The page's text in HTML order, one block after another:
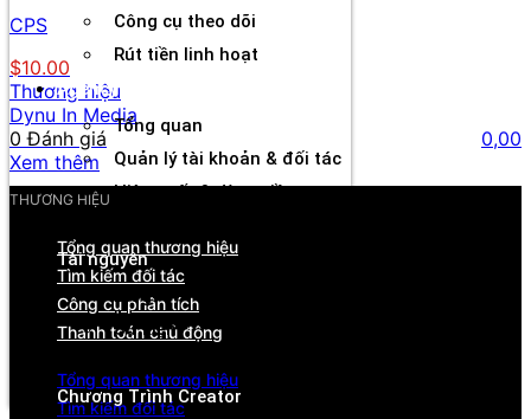
Công cụ theo dõi
Rút tiền linh hoạt
Agency
Tổng quan
Quản lý tài khoản & đối tác
Hiệu suất & dòng tiền
Tài nguyên
Blog
Sự kiện
Chương Trình Creator
CPS
$10.00
Thương hiệu
Dynu In Media
0 Đánh giá
0,00
Xem thêm
THƯƠNG HIỆU
Tổng quan thương hiệu
Tìm kiếm đối tác
Công cụ phân tích
Thanh toán chủ động
Tổng quan thương hiệu
Tìm kiếm đối tác